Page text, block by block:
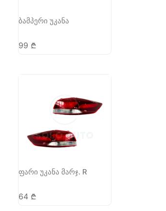
ბამპერი უკანა
99 ₾
ფარი უკანა მარჯ. R
64 ₾